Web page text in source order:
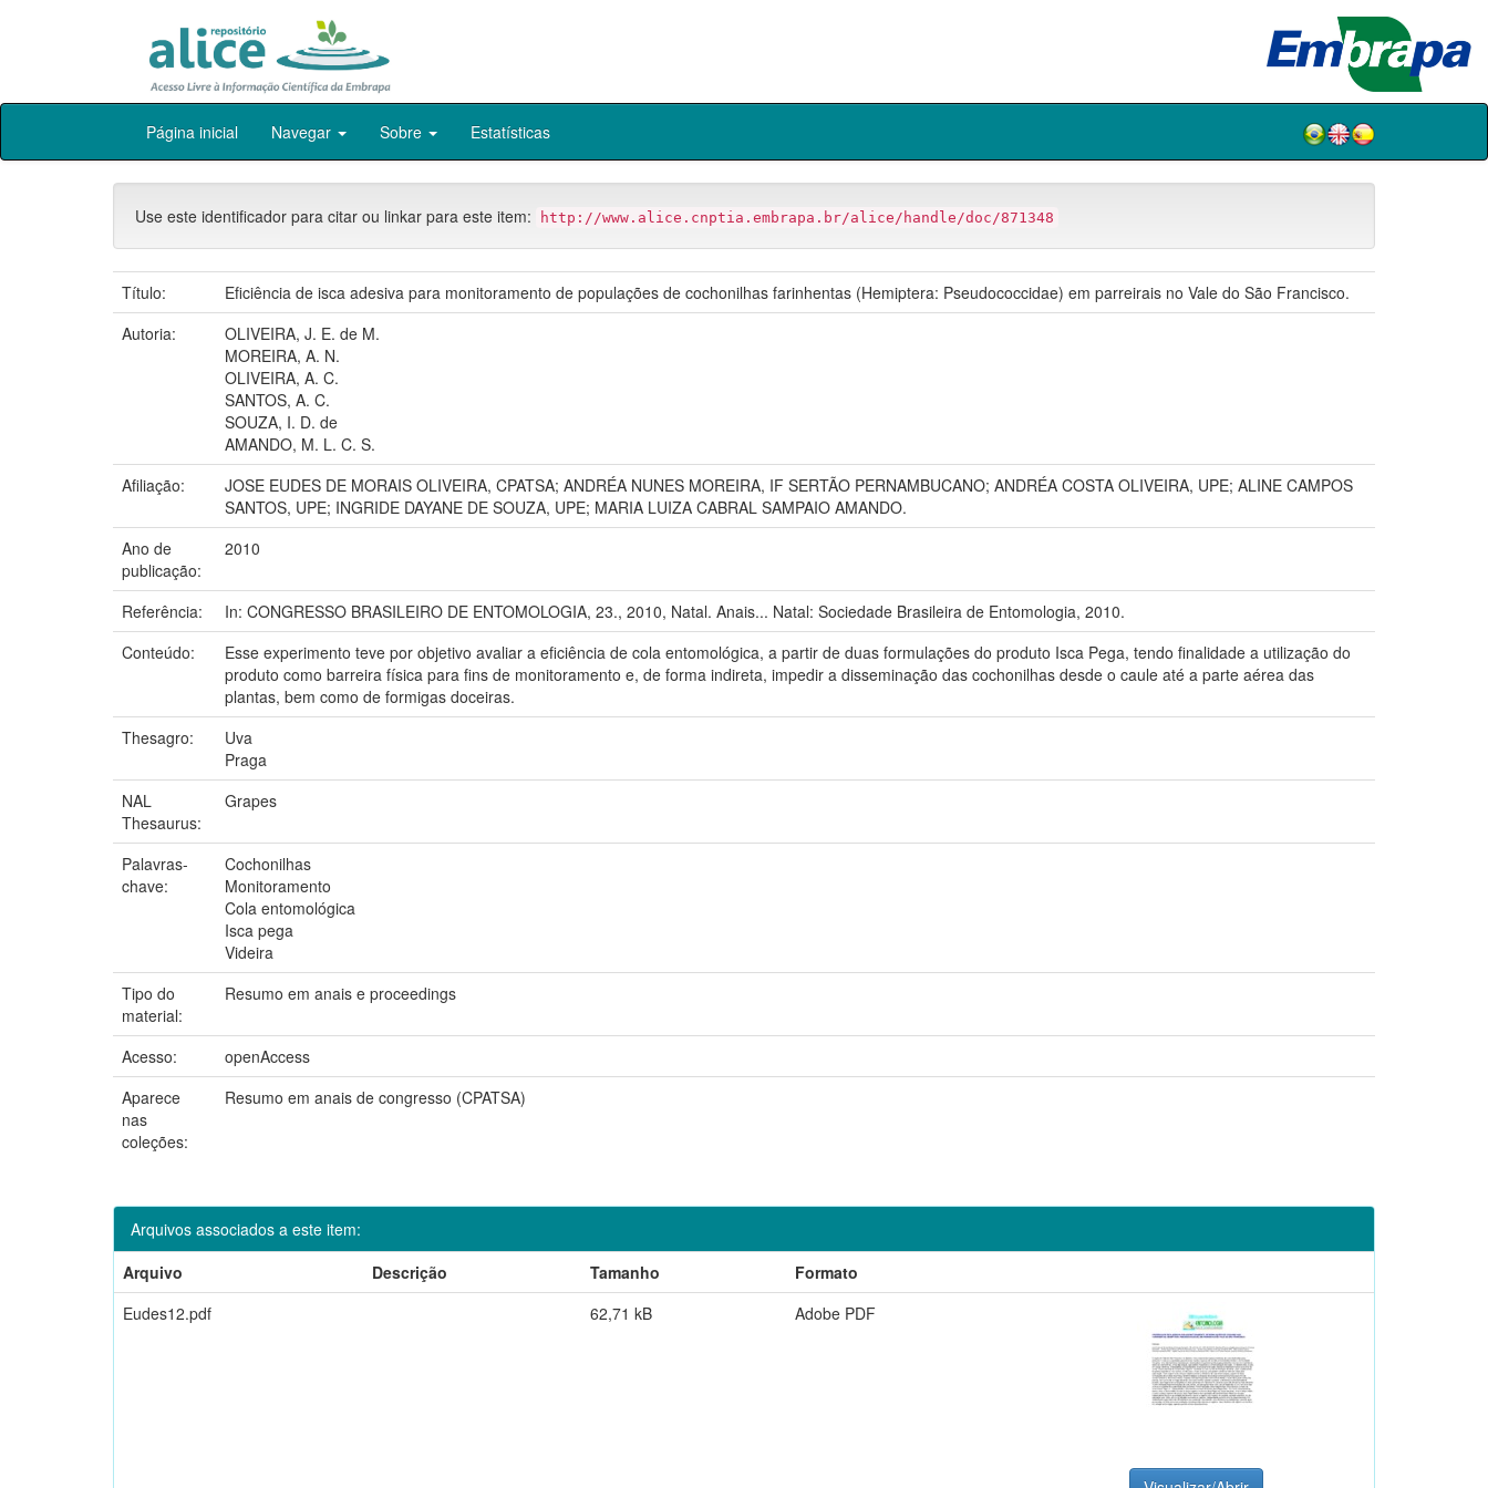
Skip
Página inicial Navegar Sobre Estatísticas
Use este identificador para citar ou linkar para este item: http://www.alice.cnptia.embrapa.br/alice/handle/doc/871348
Título:
Eficiência de isca adesiva para monitoramento de populações de cochonilhas farinhentas (Hemiptera: Pseudococcidae) em parreirais no Vale do São Francisco.
Autoria:
OLIVEIRA, J. E. de M.
MOREIRA, A. N.
OLIVEIRA, A. C.
SANTOS, A. C.
SOUZA, I. D. de
AMANDO, M. L. C. S.
Afiliação:
JOSE EUDES DE MORAIS OLIVEIRA, CPATSA; ANDRÉA NUNES MOREIRA, IF SERTÃO PERNAMBUCANO; ANDRÉA COSTA OLIVEIRA, UPE; ALINE CAMPOS
SANTOS, UPE; INGRIDE DAYANE DE SOUZA, UPE; MARIA LUIZA CABRAL SAMPAIO AMANDO.
Ano de
publicação:
2010
Referência:
In: CONGRESSO BRASILEIRO DE ENTOMOLOGIA, 23., 2010, Natal. Anais... Natal: Sociedade Brasileira de Entomologia, 2010.
Conteúdo:
Esse experimento teve por objetivo avaliar a eficiência de cola entomológica, a partir de duas formulações do produto Isca Pega, tendo finalidade a utilização do
produto como barreira física para fins de monitoramento e, de forma indireta, impedir a disseminação das cochonilhas desde o caule até a parte aérea das
plantas, bem como de formigas doceiras.
Thesagro:
Uva
Praga
NAL
Thesaurus:
Grapes
Palavras-
chave:
Cochonilhas
Monitoramento
Cola entomológica
Isca pega
Videira
Tipo do
material:
Resumo em anais e proceedings
Acesso:
openAccess
Aparece
nas
coleções:
Resumo em anais de congresso (CPATSA)
Arquivos associados a este item:
Arquivo
Descrição Tamanho
Formato
Eudes12.pdf
62,71 kB Adobe PDF